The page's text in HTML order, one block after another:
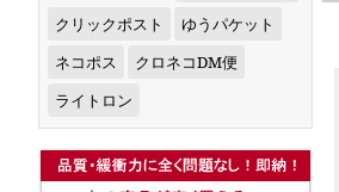
クリックポスト
ゆうパケット
ネコポス
クロネコDM便
ライトロン